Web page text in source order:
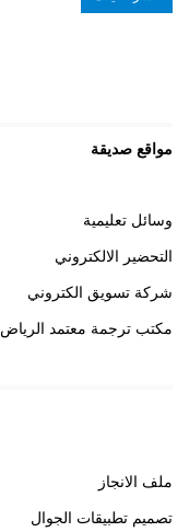
مواقع صديقة
وسائل تعليمية
التحضير الالكتروني
شركة تسويق الكتروني
مكتب ترجمة معتمد الرياض
ملف الانجاز
تصميم تطبيقات الجوال